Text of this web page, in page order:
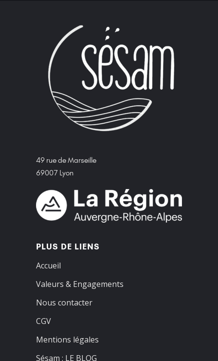
49 rue de Marseille
69007 Lyon
PLUS DE LIENS
Accueil
Valeurs & Engagements
Nous contacter
CGV
Mentions légales
Sésam : LE BLOG